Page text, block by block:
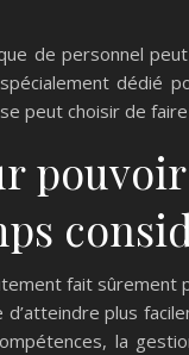
de personnel
dédié
peut choisir de faire
fait sûrement
d’atteindre plus
la